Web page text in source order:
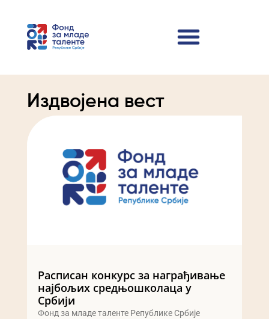
Издвојена вест
Расписан конкурс за награђивање
најбољих средњошколаца у
Србији
Фонд за младе таленте Републике Србије